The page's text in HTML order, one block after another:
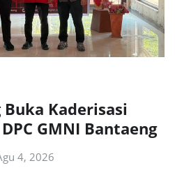
Kaderisasi
GMNI Bantaeng
4, 2026